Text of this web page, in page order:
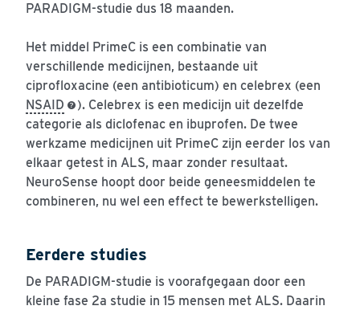
PARADIGM-studie dus 18 maanden.
Het middel PrimeC is een combinatie van
verschillende medicijnen, bestaande uit
ciprofloxacine (een antibioticum) en celebrex (een
NSAID
). Celebrex is een medicijn uit dezelfde
categorie als diclofenac en ibuprofen. De twee
werkzame medicijnen uit PrimeC zijn eerder los van
elkaar getest in ALS, maar zonder resultaat.
NeuroSense hoopt door beide geneesmiddelen te
combineren, nu wel een effect te bewerkstelligen.
Eerdere studies
De PARADIGM-studie is voorafgegaan door een
kleine fase 2a studie in 15 mensen met ALS. Daarin